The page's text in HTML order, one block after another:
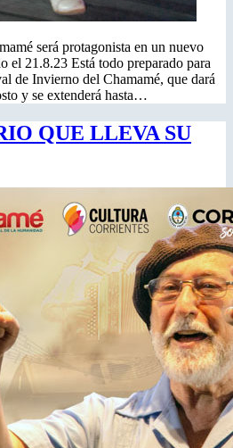
será protagonista en un nuevo
el 21.8.23 Está todo preparado para
de Invierno del Chamamé, que dará
y se extenderá hasta…
QUE LLEVA SU